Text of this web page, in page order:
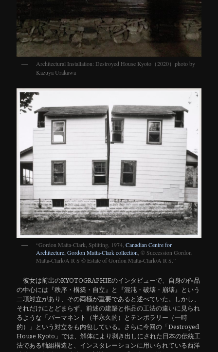
Architectural Installation: Destroyed House Kyoto（2020）photo by
Kazuya Urakawa
“Gordon Matta-Clark, Splitting, 1974,Canadian Centre for
Architecture, Gordon Matta-Clark collection , © Succession Gordon
Matta-Clark/A R S © Estate of Gordon Matta-Clark/A R S.”
彼女は前出のKYOTOGRAPHIEのインタビューで、自身の作品
の中心には『秩序・構築・自立』と『混沌・破壊・崩壊』という
二項対立があり、その両極が重要であると述べていた。しかし、
それだけにとどまらず、前述の建築と作品の工法の違いに見られ
るような「パーマネント（半永久的）とテンポラリー（一時
的）」という対立をも内包している。さらに今回の「Destroyed
House Kyoto」では、解体により剥き出しにされた日本の伝統工
法である軸組構造と、インスタレーションに用いられている西洋